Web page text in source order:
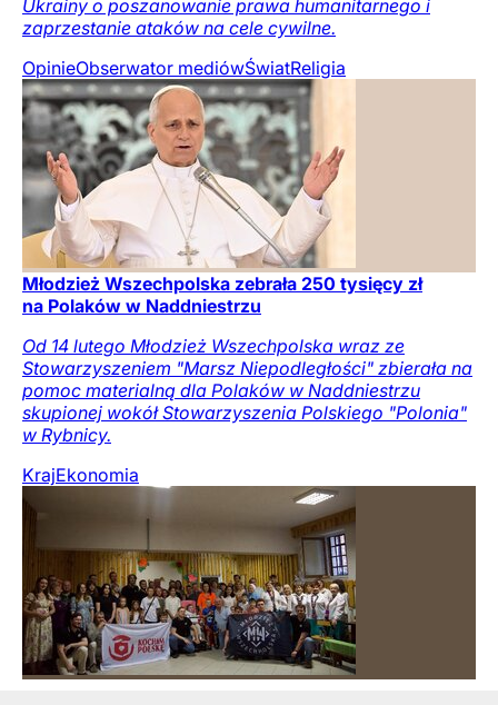
Ukrainy o poszanowanie prawa humanitarnego i
zaprzestanie ataków na cele cywilne.
OpinieObserwator mediówŚwiatReligia
Młodzież Wszechpolska zebrała 250 tysięcy zł
na Polaków w Naddniestrzu
Od 14 lutego Młodzież Wszechpolska wraz ze
Stowarzyszeniem "Marsz Niepodległości" zbierała na
pomoc materialną dla Polaków w Naddniestrzu
skupionej wokół Stowarzyszenia Polskiego "Polonia"
w Rybnicy.
KrajEkonomia